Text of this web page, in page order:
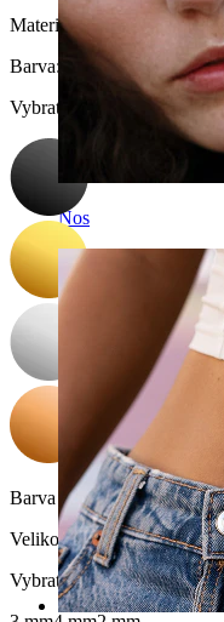
Nos
Materiál:Chirurgická ocel
Barva:
Vybrat Barva
Barva kamínku:Průhledná
Velikost kuličky:
Vybrat Velikost kuličky